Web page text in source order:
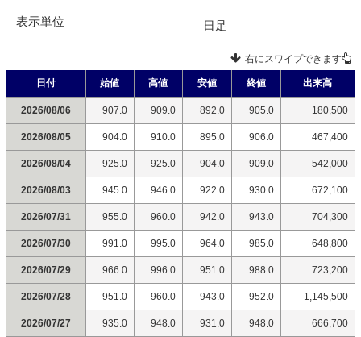
表示単位 日足
右にスワイプできます
日付 始値 高値 安値 終値 出来高
2026/08/06 907.0 909.0 892.0 905.0 180,500
2026/08/05 904.0 910.0 895.0 906.0 467,400
2026/08/04 925.0 925.0 904.0 909.0 542,000
2026/08/03 945.0 946.0 922.0 930.0 672,100
2026/07/31 955.0 960.0 942.0 943.0 704,300
2026/07/30 991.0 995.0 964.0 985.0 648,800
2026/07/29 966.0 996.0 951.0 988.0 723,200
2026/07/28 951.0 960.0 943.0 952.0 1,145,500
2026/07/27 935.0 948.0 931.0 948.0 666,700